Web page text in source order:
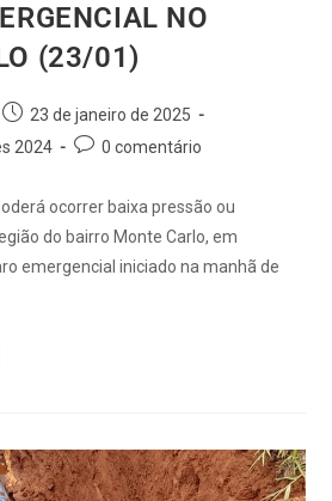
NO
(23/01)
23 de janeiro de 2025
2024 0 comentário
ocorrer baixa pressão ou
do bairro Monte Carlo, em
emergencial iniciado na manhã de